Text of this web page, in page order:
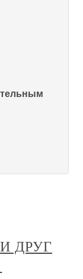
ДРУГ